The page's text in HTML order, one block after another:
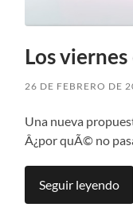
Los
26 DE FEBRERO DE
Una nueva
Â¿por quÃ© no
Seguir leyendo